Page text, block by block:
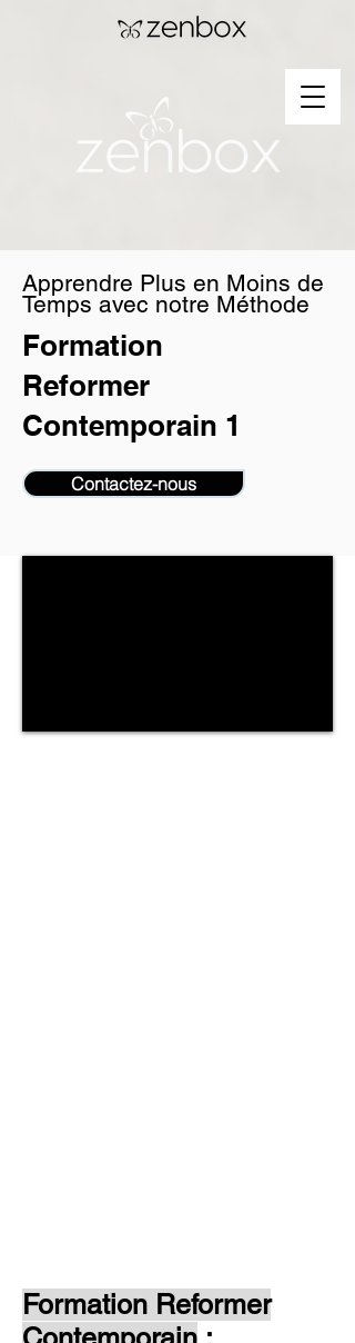
Apprendre Plus en Moins de
Temps avec notre Méthode
Formation
Reformer
Contemporain 1
Contactez-nous
Formation Reformer